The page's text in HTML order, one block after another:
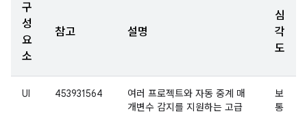
구
성
요
소
참고 설명
심
각
도
UI 453931564
여러 프로젝트와 자동 중계 매
개변수 감지를 지원하는 고급
보
통